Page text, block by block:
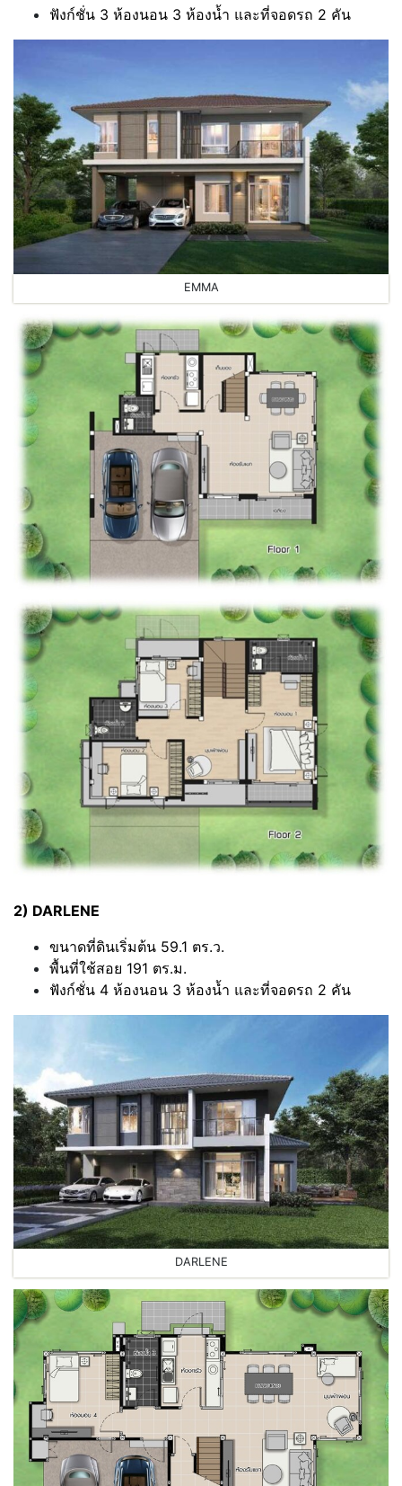
ฟังก์ชั่น 3 ห้องนอน 3 ห้องน้ำ และที่จอดรถ 2 คัน
EMMA
2) DARLENE
ขนาดที่ดินเริ่มต้น 59.1 ตร.ว.
พื้นที่ใช้สอย 191 ตร.ม.
ฟังก์ชั่น 4 ห้องนอน 3 ห้องน้ำ และที่จอดรถ 2 คัน
DARLENE